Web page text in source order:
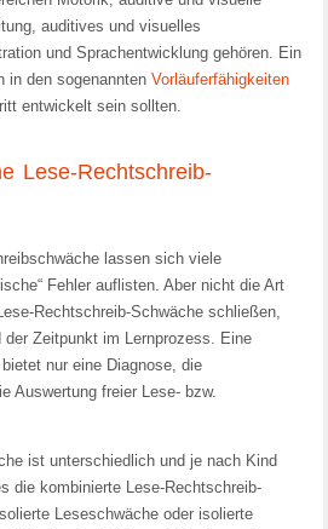
auditives und visuelles
und Sprachentwicklung gehören. Ein
in den sogenanntenVorläuferfähigkeiten
entwickelt sein sollten.
Lese-Rechtschreib-
lassen sich viele
Fehler auflisten. Aber nicht die Art
Rechtschreib-Schwäche schließen,
der Zeitpunkt im Lernprozess. Eine
nur eine Diagnose, die
Auswertung freier Lese- bzw.
ist unterschiedlich und je nach Kind
die kombinierte Lese-Rechtschreib-
Leseschwäche oder isolierte